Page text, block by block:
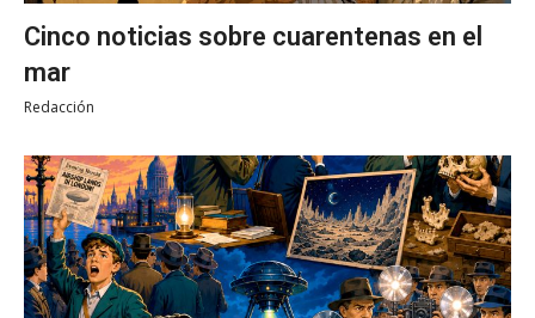
Cinco noticias sobre cuarentenas en el
mar
Redacción